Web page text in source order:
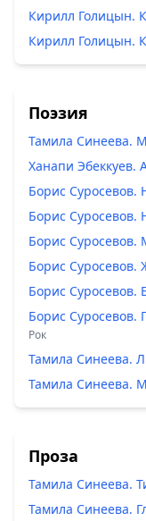
Кирилл Голицын.
Кирилл Голицын.
Поэзия
Тамила Синеева.
Ханапи Эбеккуев.
Борис Суросевов.
Борис Суросевов.
Борис Суросевов.
Борис Суросевов.
Борис Суросевов.
Борис Суросевов.
Рок
Тамила Синеева.
Тамила Синеева.
Проза
Тамила Синеева.
Тамила Синеева.